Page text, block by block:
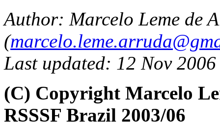
Author: Marcelo Leme de
(
Last updated: 12 Nov 2006
(C) Copyright Marcelo
RSSSF Brazil 2003/06